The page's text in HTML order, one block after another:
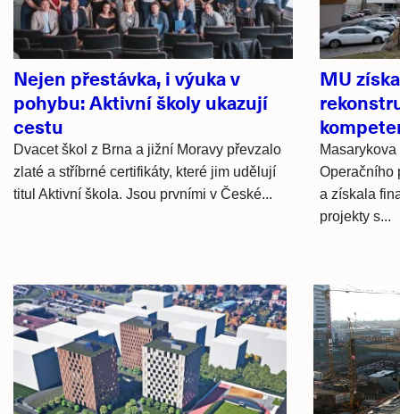
Nejen přestávka, i výuka v
pohybu: Aktivní školy ukazují
cestu
Dvacet škol z Brna a jižní Moravy převzalo
zlaté a stříbrné certifikáty, které jim udělují
titul Aktivní škola. Jsou prvními v České...
MU
Masarykova
Operačního
a získala
projekty s...
Hlavní
novinky